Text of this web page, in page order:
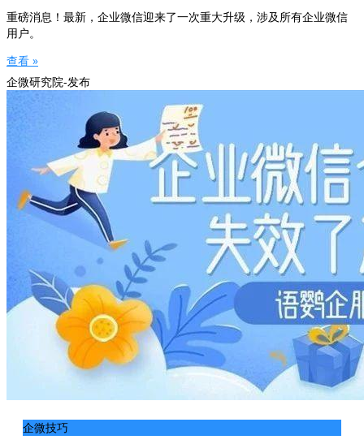
重磅消息！最新，企业微信迎来了一次重大升级，涉及所有企业微信
用户。
查看 »
企微研究院-发布
企微技巧